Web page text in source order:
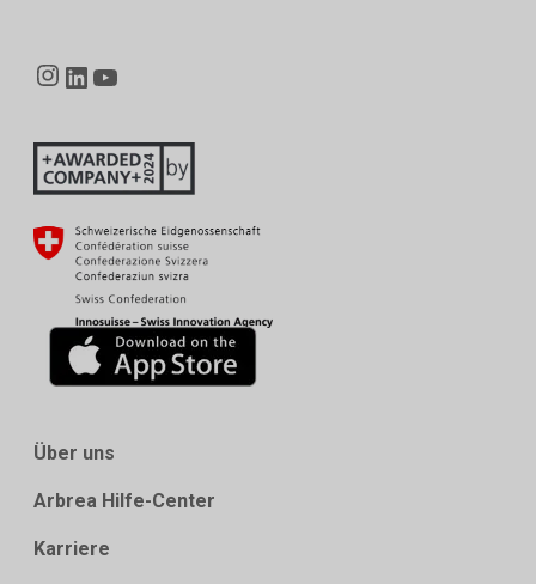
Instagram
LinkedIn
Über uns
Arbrea Hilfe-Center
Karriere